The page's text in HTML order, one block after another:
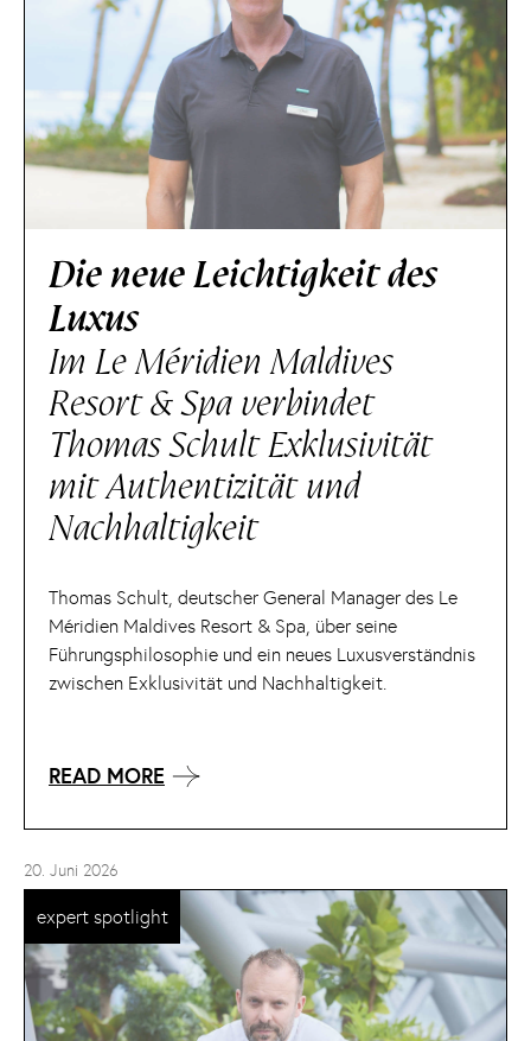
Die neue Leichtigkeit des
Luxus
Im Le Méridien Maldives
Resort & Spa verbindet
Thomas Schult Exklusivität
mit Authentizität und
Nachhaltigkeit
Thomas Schult, deutscher General Manager des Le
Méridien Maldives Resort & Spa, über seine
Führungsphilosophie und ein neues Luxusverständnis
zwischen Exklusivität und Nachhaltigkeit.
READ MORE
20. Juni 2026
expert spotlight